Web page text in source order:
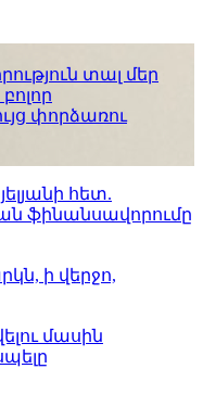
տալ մեր
փորձառու
հետ.
ֆինանսավորումը
ի վերջո,
մասին